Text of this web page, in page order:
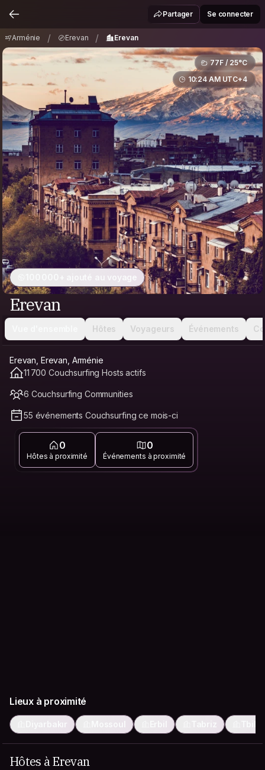
ErevanPartager Se connecter
Arménie / Erevan / Erevan
77F / 25°C
10:24 AM UTC+4
100 000+ ajouté au voyage
Erevan
Hôtes Voyageurs Événements
Erevan, Erevan, Arménie
11 700 Couchsurfing Hosts actifs
6 Couchsurfing Communities
55 événements Couchsurfing ce mois-ci
0
Hôtes à proximité
0
Événements à proximité
Lieux à proximité
Diyarbakır Mossoul Erbil Tabriz
Hôtes à Erevan